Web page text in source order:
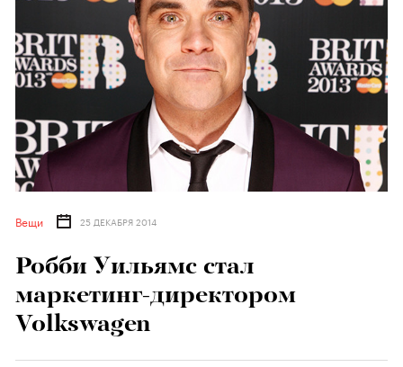
Вещи 25 ДЕКАБРЯ 2014
Робби Уильямс стал
маркетинг-директором
Volkswagen